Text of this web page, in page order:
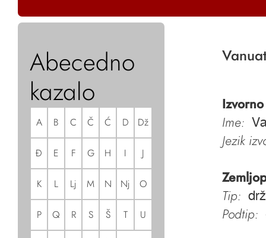
Abecedno
kazalo
A B C Č Ć D Dž
Đ E F G H I J
K L Lj M N Nj O
P Q R S Š T U
Ime:
Jezik
Tip:
Podtip: